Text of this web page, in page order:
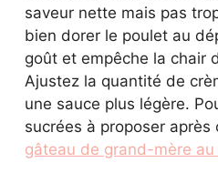
saveur nette mais pas
bien dorer le poulet au
goût et empêche la chair
Ajustez la quantité de
une sauce plus légère.
sucrées à proposer après
gâteau de grand-mère